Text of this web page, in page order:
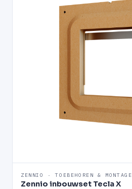
ZENNIO · TOEBEHOREN & MONTAGE
Zennio inbouwset Tecla X